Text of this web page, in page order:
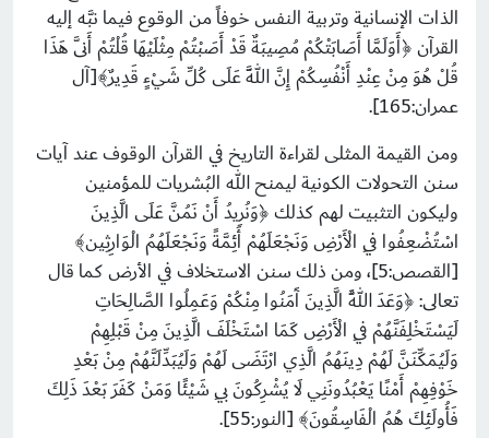
الذات الإنسانية وتربية النفس خوفاً من الوقوع فيما نبَّه إليه
القرآن ﴿أَوَلَمَّا أَصَابَتْكُمْ مُصِيبَةٌ قَدْ أَصَبْتُمْ مِثْلَيْهَا قُلْتُمْ أَنَّى هَذَا
قُلْ هُوَ مِنْ عِنْدِ أَنْفُسِكُمْ إِنَّ اللَّهَ عَلَى كُلِّ شَيْءٍ قَدِيرٌ﴾[آل
عمران:165].
ومن القيمة المثلى لقراءة التاريخ في القرآن الوقوف عند آيات
سنن التحولات الكونية ليمنح الله البُشريات للمؤمنين
وليكون التثبيت لهم كذلك ﴿وَنُرِيدُ أَنْ نَمُنَّ عَلَى الَّذِينَ
اسْتُضْعِفُوا فِي الْأَرْضِ وَنَجْعَلَهُمْ أَئِمَّةً وَنَجْعَلَهُمُ الْوَارِثِين﴾
[القصص:5]، ومن ذلك سنن الاستخلاف في الأرض كما قال
تعالى: ﴿وَعَدَ اللَّهُ الَّذِينَ آَمَنُوا مِنْكُمْ وَعَمِلُوا الصَّالِحَاتِ
لَيَسْتَخْلِفَنَّهُمْ فِي الْأَرْضِ كَمَا اسْتَخْلَفَ الَّذِينَ مِنْ قَبْلِهِمْ
وَلَيُمَكِّنَنَّ لَهُمْ دِينَهُمُ الَّذِي ارْتَضَى لَهُمْ وَلَيُبَدِّلَنَّهُمْ مِنْ بَعْدِ
خَوْفِهِمْ أَمْنًا يَعْبُدُونَنِي لَا يُشْرِكُونَ بِي شَيْئًا وَمَنْ كَفَرَ بَعْدَ ذَلِكَ
فَأُولَئِكَ هُمُ الْفَاسِقُونَ﴾ [النور:55].